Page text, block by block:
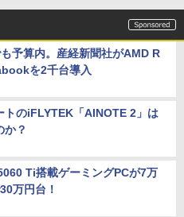
予算内。産経新聞社がAMD R
を2千台導入
トのiFLYTEK「AINOTE 2」は
か？
Ti搭載ゲーミングPCが7万
万円台！